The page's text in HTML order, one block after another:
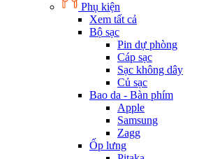
Phụ kiện
Xem tất cả
Bộ sạc
Pin dự phòng
Cáp sạc
Sạc không dây
Củ sạc
Bao da - Bàn phím
Apple
Samsung
Zagg
Ốp lưng